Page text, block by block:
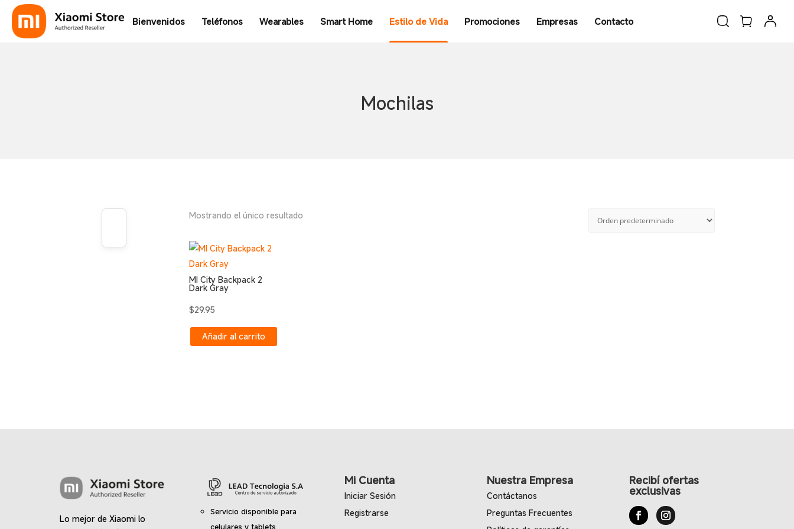
Bienvenidos Teléfonos Wearables Smart Home Estilo de Vida Promociones Empresas Contacto
Mochilas
Mostrando el único resultado
MI City Backpack 2
Dark Gray
$29.95
Añadir al carrito
Lo mejor de Xiaomi lo
Servicio disponible para
celulares y tablets
Mi Cuenta
Iniciar Sesión
Registrarse
Nuestra Empresa
Contáctanos
Preguntas Frecuentes
Recibí ofertas
exclusivas